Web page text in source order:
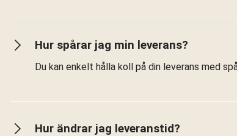
Hur spårar jag min leverans?
Du kan enkelt hålla koll på din leverans med
Hur ändrar jag leveranstid?